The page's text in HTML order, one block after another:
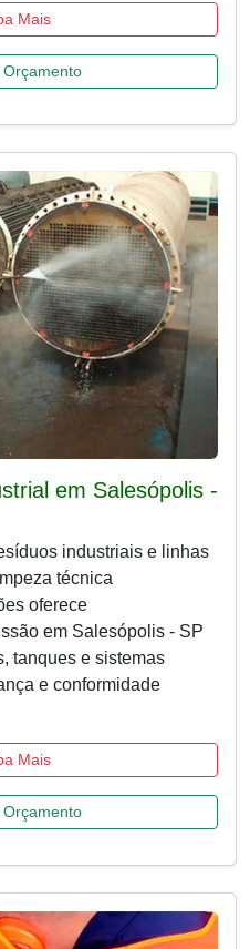
Mais
em Salesópolis -
industriais e linhas
técnica
oferece
em Salesópolis - SP
tanques e sistemas
e conformidade
Mais